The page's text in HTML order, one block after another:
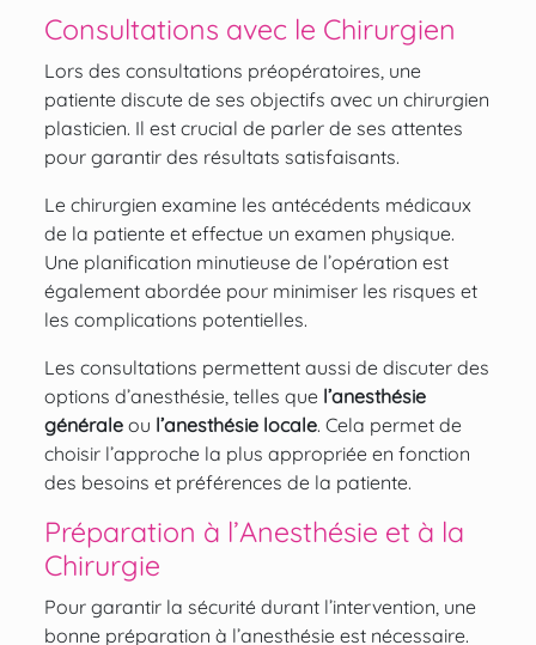
Consultations avec le Chirurgien
Lors des consultations préopératoires, une
patiente discute de ses objectifs avec un chirurgien
plasticien. Il est crucial de parler de ses attentes
pour garantir des résultats satisfaisants.
Le chirurgien examine les antécédents médicaux
de la patiente et effectue un examen physique.
Une planification minutieuse de l’opération est
également abordée pour minimiser les risques et
les complications potentielles.
Les consultations permettent aussi de discuter des
options d’anesthésie, telles que l’anesthésie
généraleou l’anesthésie locale. Cela permet de
choisir l’approche la plus appropriée en fonction
des besoins et préférences de la patiente.
Préparation à l’Anesthésie et à la
Chirurgie
Pour garantir la sécurité durant l’intervention, une
bonne préparation à l’anesthésie est nécessaire.